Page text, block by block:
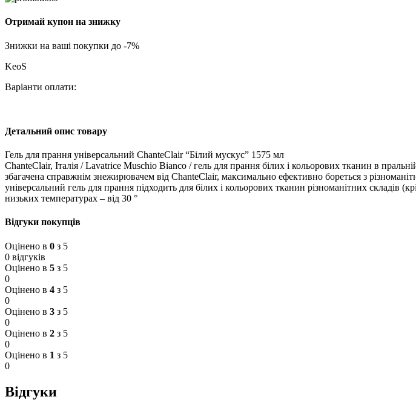
Отримай купон на знижку
Знижки на ваші покупки до -7%
KeoS
Варіанти оплати:
Детальний опис товару
Гель для прання універсальний ChanteClair “Білий мускус” 1575 мл
ChanteClair, Італія / Lavatrice Muschio Bianco / гель для прання білих і кольорових тканин в
збагачена справжнім знежирювачем від ChanteClair, максимально ефективно бореться з
універсальний гель для прання підходить для білих і кольорових тканин різноманітних
низьких температурах – від 30 °
Відгуки покупців
Оцінено в 0 з 5
0 відгуків
Оцінено в 5 з 5
0
Оцінено в 4 з 5
0
Оцінено в 3 з 5
0
Оцінено в 2 з 5
0
Оцінено в 1 з 5
0
Відгуки